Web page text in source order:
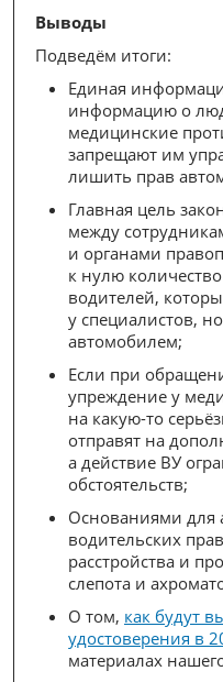
Выводы
Подведём итоги:
Единая
информацию о
медицинские
запрещают им
лишить прав
Главная цель
между
и органами
к нулю
водителей,
у специалистов,
автомобилем;
Если при
упреждение у
на какую-то
отправят на
а действие ВУ
обстоятельств;
Основаниями для
водительских
расстройства и
слепота и
О том, как будут
удостоверения в
материалах